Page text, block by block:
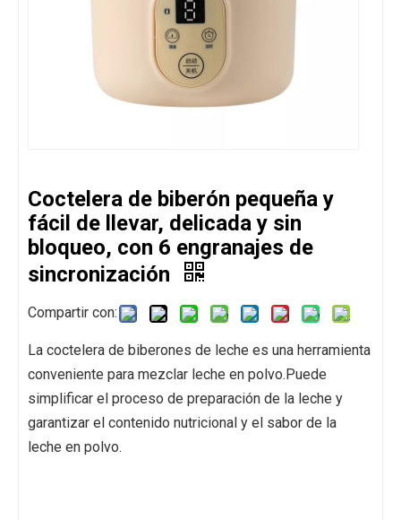
Coctelera de biberón pequeña y
fácil de llevar, delicada y sin
bloqueo, con 6 engranajes de
sincronización
Compartir con:
La coctelera de biberones de leche es una herramienta
conveniente para mezclar leche en polvo.Puede
simplificar el proceso de preparación de la leche y
garantizar el contenido nutricional y el sabor de la
leche en polvo.